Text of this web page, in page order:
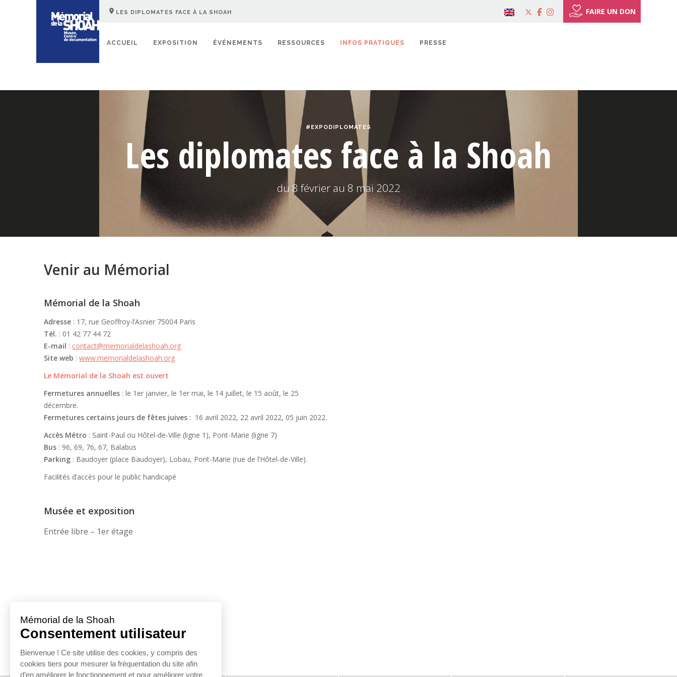
LES DIPLOMATES FACE À LA SHOAH FAIRE UN DON
ACCUEIL EXPOSITION ÉVÉNEMENTS RESSOURCES INFOS PRATIQUES PRESSE
#EXPODIPLOMATES
Les diplomates face à la Shoah
du 8 février au 8 mai 2022
Venir au Mémorial
Mémorial de la Shoah
Adresse : 17, rue Geoffroy-l’Asnier 75004 Paris
Tél. : 01 42 77 44 72
E-mail : contact@memorialdelashoah.org
Site web : www.memorialdelashoah.org
Le Mémorial de la Shoah est ouvert
Fermetures annuelles : le 1er janvier, le 1er mai, le 14 juillet, le 15 août, le 25
décembre.
Fermetures certains jours de fêtes juives : 16 avril 2022, 22 avril 2022, 05 juin 2022.
Accès Métro : Saint-Paul ou Hôtel-de-Ville (ligne 1), Pont-Marie (ligne 7)
Bus : 96, 69, 76, 67, Balabus
Parking : Baudoyer (place Baudoyer), Lobau, Pont-Marie (rue de l’Hôtel-de-Ville).
Facilités d’accès pour le public handicapé
Musée et exposition
Entrée libre – 1er étage